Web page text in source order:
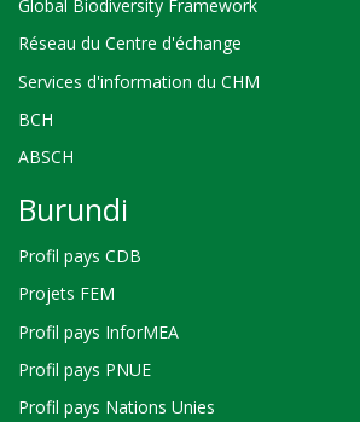
Global Biodiversity Framework
Réseau du Centre d'échange
Services d'information du CHM
BCH
ABSCH
Burundi
Profil pays CDB
Projets FEM
Profil pays InforMEA
Profil pays PNUE
Profil pays Nations Unies